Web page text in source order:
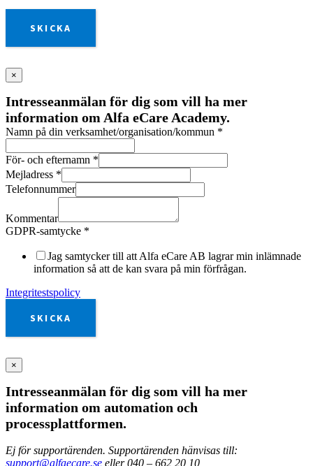
SKICKA
×
Intresseanmälan för dig som vill ha mer
information om Alfa eCare Academy.
Namn på din verksamhet/organisation/kommun *
För- och efternamn *
Mejladress *
Telefonnummer
Kommentar
GDPR-samtycke *
Jag samtycker till att Alfa eCare AB lagrar min inlämnade
information så att de kan svara på min förfrågan.
Integritestspolicy
SKICKA
×
Intresseanmälan för dig som vill ha mer
information om automation och
processplattformen.
Ej för supportärenden. Supportärenden hänvisas till:
support@alfaecare.se eller 040 – 662 20 10